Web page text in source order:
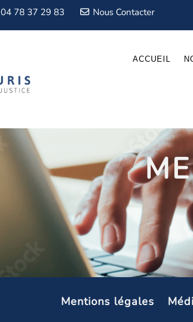
04 78 37 29 83 Nous Contacter
ACCUEIL
Mentions légales